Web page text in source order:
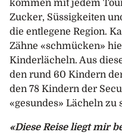
kommen mit jedem
Zucker, Süssigkeiten
die entlegene Region.
Zähne «schmücken»
Kinderlächeln. Aus
den rund 60 Kindern
den 78 Kindern der
«gesundes» Lächeln zu
«Diese Reise liegt mir